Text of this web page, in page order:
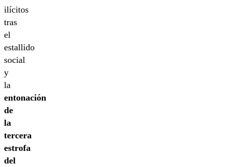
ilícitos
tras
el
estallido
social
y
la
entonación
de
la
tercera
estrofa
del